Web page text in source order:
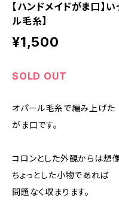
【ハンドメイドがま口】
ル毛糸】
¥1,500
SOLD OUT
オパール毛糸で編み上げた
がま口です。
コロンとした外観からは想
ちょっとした小物であれば
問題なく収まります。